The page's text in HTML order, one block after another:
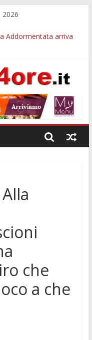
Addormentata arriva
tra colore,
di Antonio
contadina apre gratis
Volo sold out, Tribano
che
a che